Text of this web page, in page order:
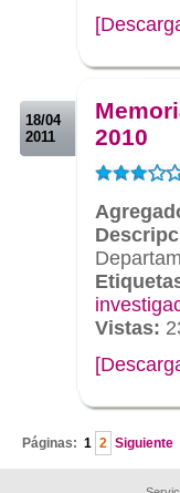
18/04
2011
2010
Vistas:
Páginas: 1 2 Siguiente